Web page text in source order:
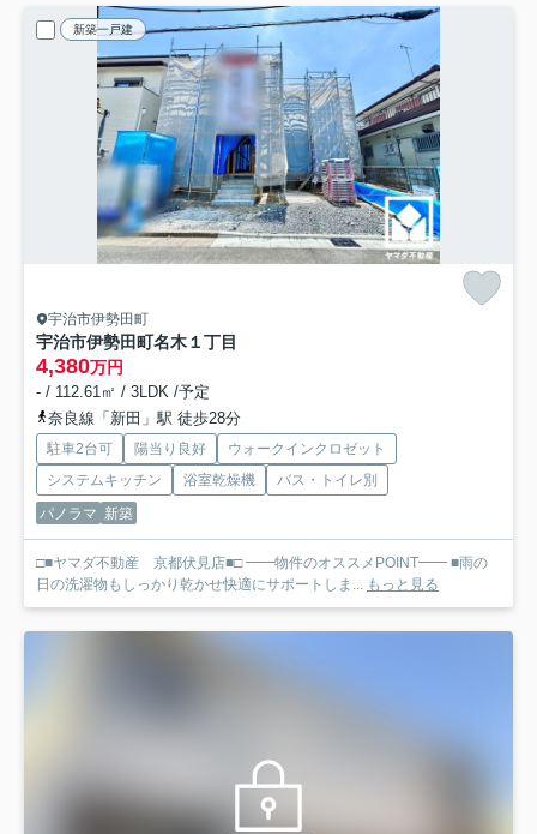
新築一戸建
宇治市伊勢田町
宇治市伊勢田町名木１丁目
4,380万円
- / 112.61㎡ / 3LDK /予定
奈良線「新田」駅 徒歩28分
駐車2台可 陽当り良好
ウォークインクロゼット
システムキッチン
浴室乾燥機
バス・トイレ別
パノラマ 新築
□■ヤマダ不動産 京都伏見店■□ ━━物件のオススメPOINT━━ ■雨の
日の洗濯物もしっかり乾かせ快適にサポートしま... もっと見る